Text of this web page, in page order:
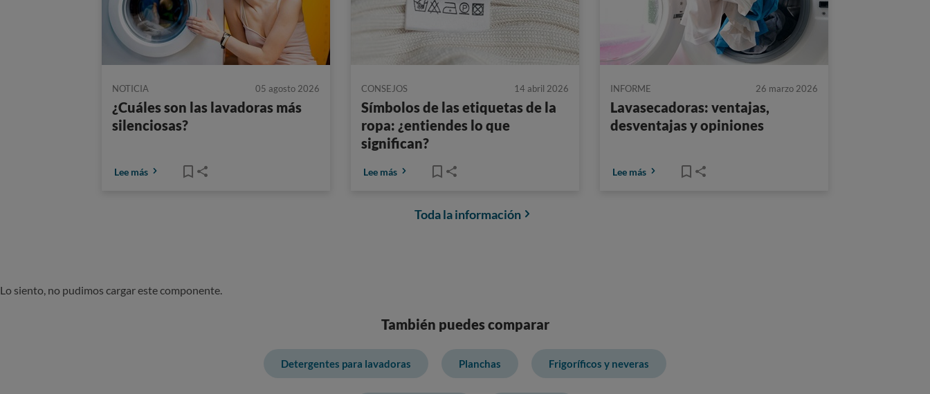
NOTICIA 05 agosto 2026
¿Cuáles son las lavadoras más
silenciosas?
Lee más
CONSEJOS 14 abril 2026
Símbolos de las etiquetas de la
ropa: ¿entiendes lo que
significan?
Lee más
INFORME 26 marzo 2026
Lavasecadoras: ventajas,
desventajas y opiniones
Lee más
Toda la información
Lo siento, no pudimos cargar este componente.
También puedes comparar
Detergentes para lavadoras Planchas Frigoríficos y neveras